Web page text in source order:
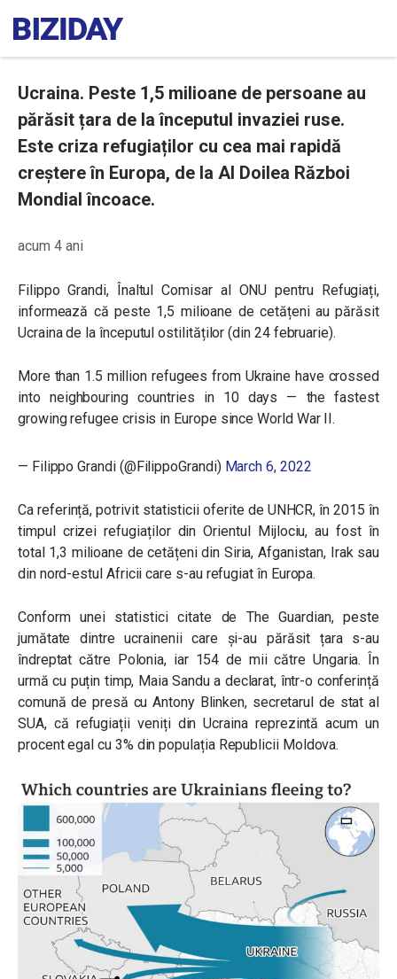
Ucraina. Peste 1,5 milioane de persoane au
părăsit țara de la începutul invaziei ruse.
Este criza refugiaților cu cea mai rapidă
creștere în Europa, de la Al Doilea Război
Mondial încoace.
acum 4 ani
Filippo Grandi, Înaltul Comisar al ONU pentru Refugiați,
informează că peste 1,5 milioane de cetățeni au părăsit
Ucraina de la începutul ostilităților (din 24 februarie).
More than 1.5 million refugees from Ukraine have crossed
into neighbouring countries in 10 days — the fastest
growing refugee crisis in Europe since World War II.
— Filippo Grandi (@FilippoGrandi) March 6, 2022
Ca referință, potrivit statisticii oferite de UNHCR, în 2015 în
timpul crizei refugiaților din Orientul Mijlociu, au fost în
total 1,3 milioane de cetățeni din Siria, Afganistan, Irak sau
din nord-estul Africii care s-au refugiat în Europa.
Conform unei statistici citate de The Guardian, peste
jumătate dintre ucrainenii care și-au părăsit țara s-au
îndreptat către Polonia, iar 154 de mii către Ungaria. În
urmă cu puțin timp, Maia Sandu a declarat, într-o conferință
comună de presă cu Antony Blinken, secretarul de stat al
SUA, că refugiații veniți din Ucraina reprezintă acum un
procent egal cu 3% din populația Republicii Moldova.